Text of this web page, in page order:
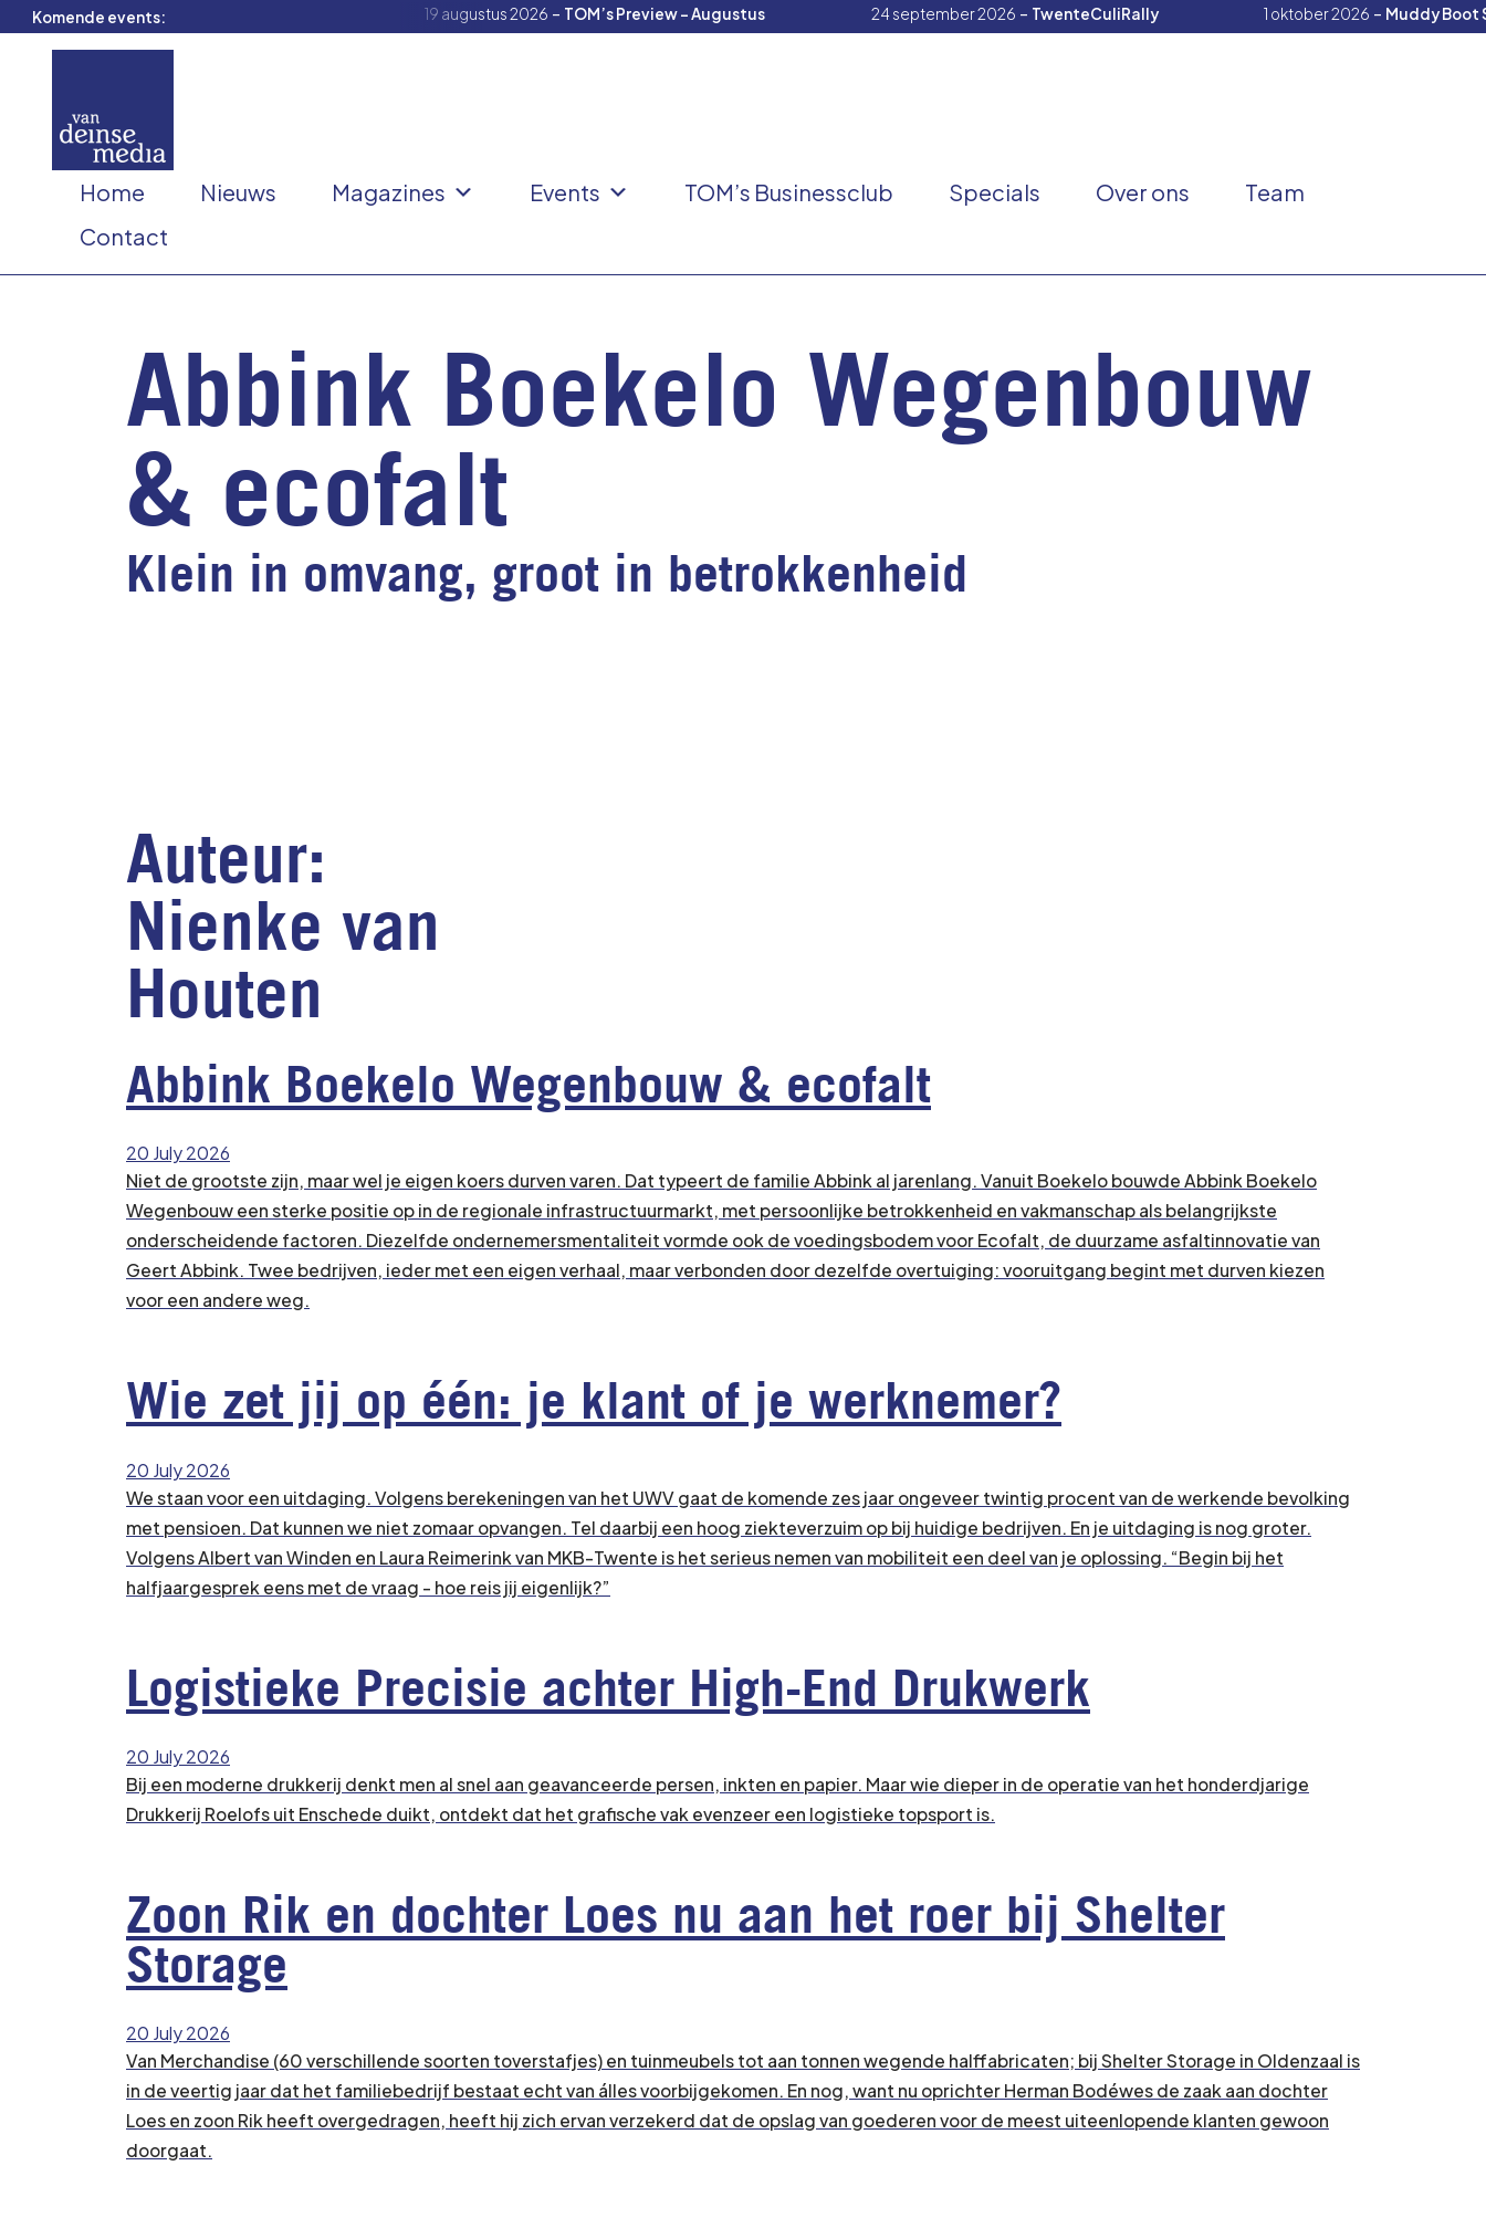
Komende events: 19 augustus 2026 - TOM’s Preview – Augustus 24 september 2026 - TwenteCuliRally 1 oktober 2026 - Muddy Boot
Home Nieuws Magazines Events TOM’s Businessclub Specials Over ons
Team
Contact
Abbink Boekelo Wegenbouw
& ecofalt
Klein in omvang, groot in betrokkenheid
Auteur:
Nienke van
Houten
Abbink Boekelo Wegenbouw & ecofalt
20 July 2026
Niet de grootste zijn, maar wel je eigen koers durven varen. Dat typeert de familie Abbink al jarenlang. Vanuit Boekelo bouwde Abbink Boekelo
Wegenbouw een sterke positie op in de regionale infrastructuurmarkt, met persoonlijke betrokkenheid en vakmanschap als belangrijkste
onderscheidende factoren. Diezelfde ondernemersmentaliteit vormde ook de voedingsbodem voor Ecofalt, de duurzame asfaltinnovatie van
Geert Abbink. Twee bedrijven, ieder met een eigen verhaal, maar verbonden door dezelfde overtuiging: vooruitgang begint met durven kiezen
voor een andere weg.
Wie zet jij op één: je klant of je werknemer?
20 July 2026
We staan voor een uitdaging. Volgens berekeningen van het UWV gaat de komende zes jaar ongeveer twintig procent van de werkende bevolking
met pensioen. Dat kunnen we niet zomaar opvangen. Tel daarbij een hoog ziekteverzuim op bij huidige bedrijven. En je uitdaging is nog groter.
Volgens Albert van Winden en Laura Reimerink van MKB-Twente is het serieus nemen van mobiliteit een deel van je oplossing. “Begin bij het
halfjaargesprek eens met de vraag - hoe reis jij eigenlijk?”
Logistieke Precisie achter High-End Drukwerk
20 July 2026
Bij een moderne drukkerij denkt men al snel aan geavanceerde persen, inkten en papier. Maar wie dieper in de operatie van het honderdjarige
Drukkerij Roelofs uit Enschede duikt, ontdekt dat het grafische vak evenzeer een logistieke topsport is.
Zoon Rik en dochter Loes nu aan het roer bij Shelter
Storage
20 July 2026
Van Merchandise (60 verschillende soorten toverstafjes) en tuinmeubels tot aan tonnen wegende halffabricaten; bij Shelter Storage in Oldenzaal is
in de veertig jaar dat het familiebedrijf bestaat echt van álles voorbijgekomen. En nog, want nu oprichter Herman Bodéwes de zaak aan dochter
Loes en zoon Rik heeft overgedragen, heeft hij zich ervan verzekerd dat de opslag van goederen voor de meest uiteenlopende klanten gewoon
doorgaat.